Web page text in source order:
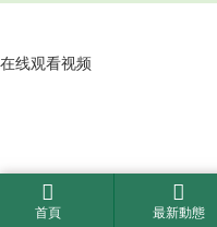
首頁 最新動態
在线观看视频